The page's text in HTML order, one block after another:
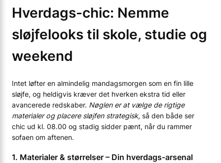
Hverdags-chic: Nemme
sløjfelooks til skole, studie og
weekend
Intet løfter en almindelig mandagsmorgen som en fin lille
sløjfe, og heldigvis kræver det hverken ekstra tid eller
avancerede redskaber. Nøglen er at vælge de rigtige
materialer og placere sløjfen strategisk, så den både ser
chic ud kl. 08.00 og stadig sidder pænt, når du rammer
sofaen om aftenen.
1. Materialer & størrelser – Din hverdags-arsenal